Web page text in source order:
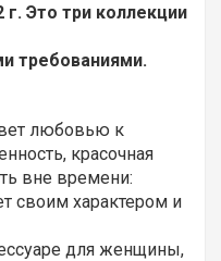
г. Это три коллекции
требованиями.
любовью к
красочная
вне времени:
своим характером и
для женщины,